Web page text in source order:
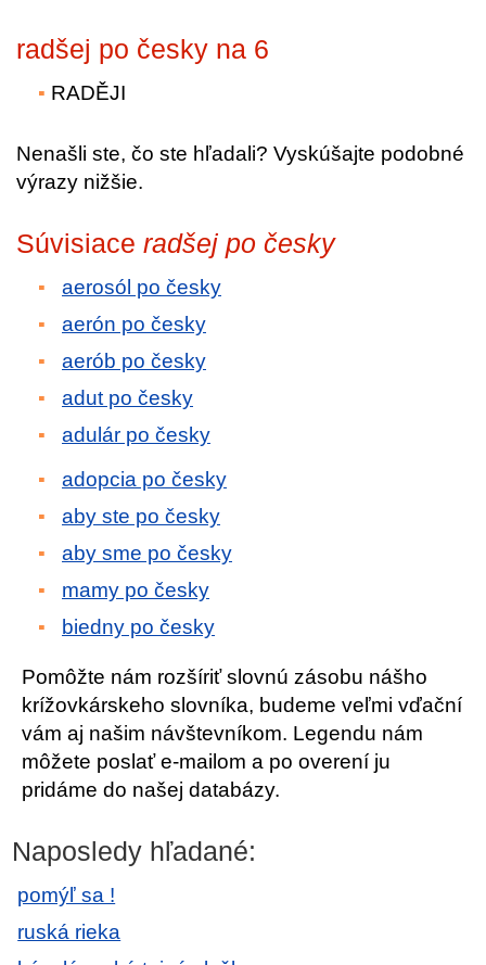
radšej po česky na 6
RADĚJI
Nenašli ste, čo ste hľadali? Vyskúšajte podobné
výrazy nižšie.
Súvisiace radšej po česky
aerosól po česky
aerón po česky
aerób po česky
adut po česky
adulár po česky
adopcia po česky
aby ste po česky
aby sme po česky
mamy po česky
biedny po česky
Pomôžte nám rozšíriť slovnú zásobu nášho
krížovkárskeho slovníka, budeme veľmi vďační
vám aj našim návštevníkom. Legendu nám
môžete poslať e-mailom a po overení ju
pridáme do našej databázy.
Naposledy hľadané:
pomýľ sa !
ruská rieka